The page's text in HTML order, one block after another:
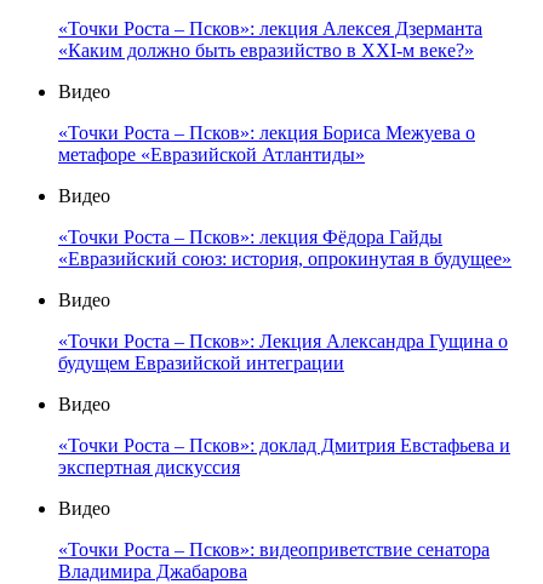
«Точки Роста – Псков»: лекция Алексея Дзерманта
«Каким должно быть евразийство в XXI-м веке?»
Видео
«Точки Роста – Псков»: лекция Бориса Межуева о
метафоре «Евразийской Атлантиды»
Видео
«Точки Роста – Псков»: лекция Фёдора Гайды
«Евразийский союз: история, опрокинутая в будущее»
Видео
«Точки Роста – Псков»: Лекция Александра Гущина о
будущем Евразийской интеграции
Видео
«Точки Роста – Псков»: доклад Дмитрия Евстафьева и
экспертная дискуссия
Видео
«Точки Роста – Псков»: видеоприветствие сенатора
Владимира Джабарова